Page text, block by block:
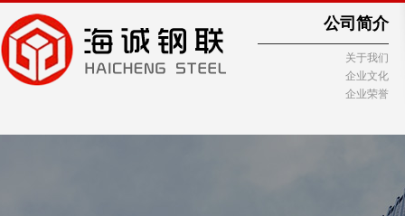
公司简介
关于我们
企业文化
企业荣誉